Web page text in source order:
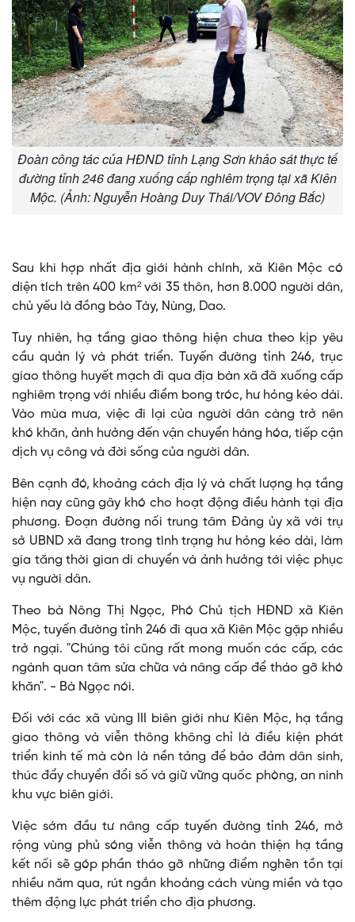
Đoàn công tác của HĐND tỉnh Lạng Sơn khảo sát thực tế
đường tỉnh 246 đang xuống cấp nghiêm trọng tại xã Kiên
Mộc. (Ảnh: Nguyễn Hoàng Duy Thái/VOV Đông Bắc)
Sau khi hợp nhất địa giới hành chính, xã Kiên Mộc có
diện tích trên 400 km² với 35 thôn, hơn 8.000 người dân,
chủ yếu là đồng bào Tày, Nùng, Dao.
Tuy nhiên, hạ tầng giao thông hiện chưa theo kịp yêu
cầu quản lý và phát triển. Tuyến đường tỉnh 246, trục
giao thông huyết mạch đi qua địa bàn xã đã xuống cấp
nghiêm trọng với nhiều điểm bong tróc, hư hỏng kéo dài.
Vào mùa mưa, việc đi lại của người dân càng trở nên
khó khăn, ảnh hưởng đến vận chuyển hàng hóa, tiếp cận
dịch vụ công và đời sống của người dân.
Bên cạnh đó, khoảng cách địa lý và chất lượng hạ tầng
hiện nay cũng gây khó cho hoạt động điều hành tại địa
phương. Đoạn đường nối trung tâm Đảng ủy xã với trụ
sở UBND xã đang trong tình trạng hư hỏng kéo dài, làm
gia tăng thời gian di chuyển và ảnh hưởng tới việc phục
vụ người dân.
Theo bà Nông Thị Ngọc, Phó Chủ tịch HĐND xã Kiên
Mộc, tuyến đường tỉnh 246 đi qua xã Kiên Mộc gặp nhiều
trở ngại. "Chúng tôi cũng rất mong muốn các cấp, các
ngành quan tâm sửa chữa và nâng cấp để tháo gỡ khó
khăn". - Bà Ngọc nói.
Đối với các xã vùng III biên giới như Kiên Mộc, hạ tầng
giao thông và viễn thông không chỉ là điều kiện phát
triển kinh tế mà còn là nền tảng để bảo đảm dân sinh,
thúc đẩy chuyển đổi số và giữ vững quốc phòng, an ninh
khu vực biên giới.
Việc sớm đầu tư nâng cấp tuyến đường tỉnh 246, mở
rộng vùng phủ sóng viễn thông và hoàn thiện hạ tầng
kết nối sẽ góp phần tháo gỡ những điểm nghẽn tồn tại
nhiều năm qua, rút ngắn khoảng cách vùng miền và tạo
thêm động lực phát triển cho địa phương.